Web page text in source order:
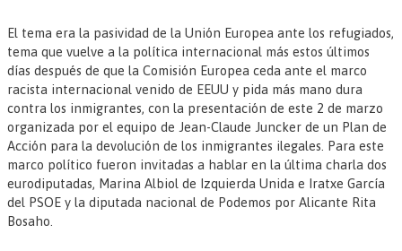
El tema era la pasividad de la Unión Europea ante los refugiados,
tema que vuelve a la política internacional más estos últimos
días después de que la Comisión Europea ceda ante el marco
racista internacional venido de EEUU y pida más mano dura
contra los inmigrantes, con la presentación de este 2 de marzo
organizada por el equipo de Jean-Claude Juncker de un Plan de
Acción para la devolución de los inmigrantes ilegales. Para este
marco político fueron invitadas a hablar en la última charla dos
eurodiputadas, Marina Albiol de Izquierda Unida e Iratxe García
del PSOE y la diputada nacional de Podemos por Alicante Rita
Bosaho.